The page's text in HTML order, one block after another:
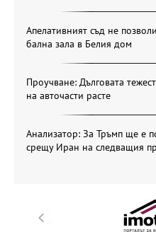
Апелативният съд не
бална зала в Белия дом
Проучване: Дълговата
на авточасти расте
Анализатор: За Тръмп ще е
срещу Иран на следващия